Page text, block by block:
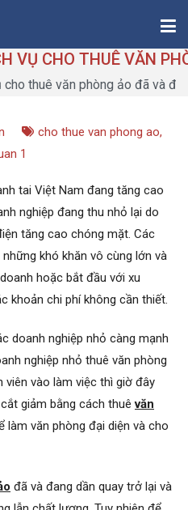
cho thuê văn phòng ảo đã và
cho thue van phong ao,
1
tai Việt Nam đang tăng cao
nghiệp đang thu nhỏ lại do
tăng cao chóng mặt. Các
khó khăn vô cùng lớn và
hoặc bắt đầu với xu
khoản chi phí không cần thiết.
doanh nghiệp nhỏ càng mạnh
nghiệp nhỏ thuê văn phòng
viên vào làm việc thì giờ đây
giảm bằng cách thuêvăn
làm văn phòng đại diện và cho
đã và đang dần quay trở lại và